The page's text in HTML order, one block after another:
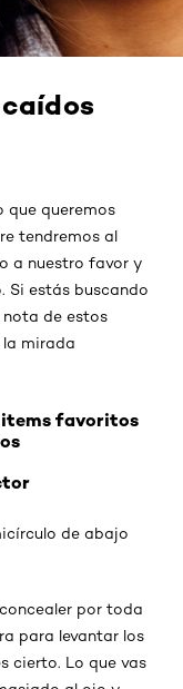
que queremos
tendremos al
a nuestro favor y
Si estás buscando
nota de estos
mirada
items favoritos
de abajo
por toda
para levantar los
cierto. Lo que vas